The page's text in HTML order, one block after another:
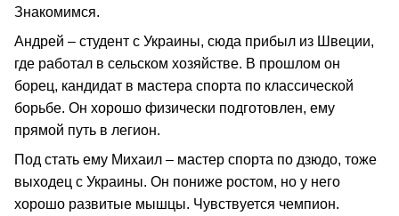
Знакомимся.
Андрей – студент с Украины, сюда прибыл из Швеции,
где работал в сельском хозяйстве. В прошлом он
борец, кандидат в мастера спорта по классической
борьбе. Он хорошо физически подготовлен, ему
прямой путь в легион.
Под стать ему Михаил – мастер спорта по дзюдо, тоже
выходец с Украины. Он пониже ростом, но у него
хорошо развитые мышцы. Чувствуется чемпион.